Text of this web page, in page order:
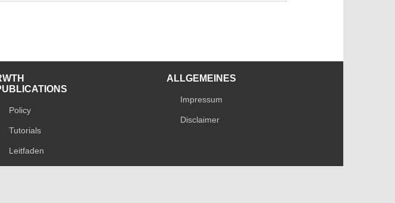
Policy
Tutorials
Leitfaden
ALLGEMEINES
Impressum
Disclaimer